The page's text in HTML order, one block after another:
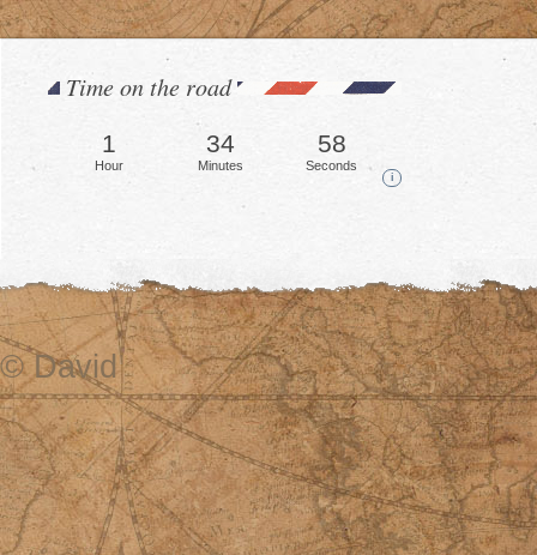
Time on the road
1
Hour
35
Minutes
1
Second
i
© David